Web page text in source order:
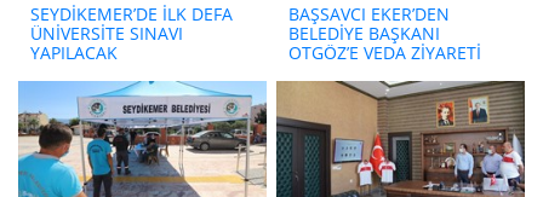
SEYDİKEMER’DE İLK DEFA
ÜNİVERSİTE SINAVI
YAPILACAK
BAŞSAVCI EKER’DEN
BELEDİYE BAŞKANI
OTGÖZ’E VEDA ZİYARETİ